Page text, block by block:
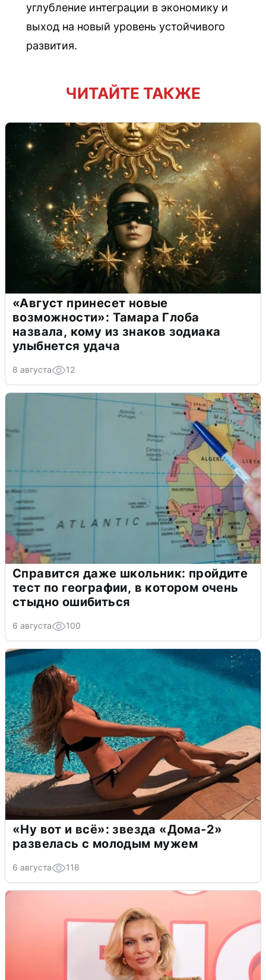
углубление интеграции в экономику и
выход на новый уровень устойчивого
развития.
ЧИТАЙТЕ ТАКЖЕ
«Август принесет новые
возможности»: Тамара Глоба
назвала, кому из знаков зодиака
улыбнется удача
8 августа 12
Справится даже школьник: пройдите
тест по географии, в котором очень
стыдно ошибиться
6 августа 100
«Ну вот и всё»: звезда «Дома-2»
развелась с молодым мужем
6 августа 116